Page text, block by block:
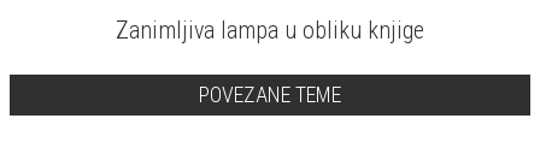
Zanimljiva lampa u obliku knjige
POVEZANE TEME